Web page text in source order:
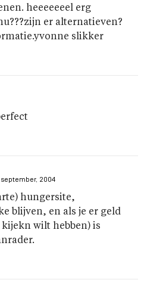
heeeeeeel erg
er alternatieven?
slikker
september, 2004
hungersite,
blijven, en als je er geld
wilt hebben) is